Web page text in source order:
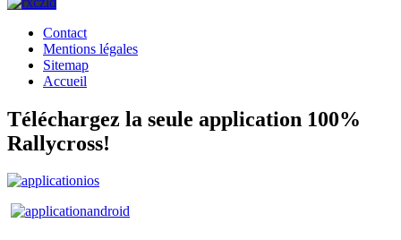
Contact
Mentions légales
Sitemap
Accueil
Téléchargez la seule application 100%
Rallycross!